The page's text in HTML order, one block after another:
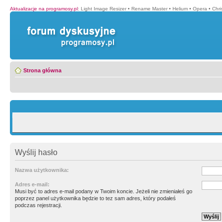
Aktualizacje na programosy.pl: Light Image Resizer • Rename Master • Helium • Opera •
Strona główna
Wyślij hasło
Nazwa użytkownika:
Adres e-mail:
Musi być to adres e-mail podany w Twoim koncie. Jeżeli nie zmieniałeś go
poprzez panel użytkownika będzie to tez sam adres, który podałeś
podczas rejestracji.